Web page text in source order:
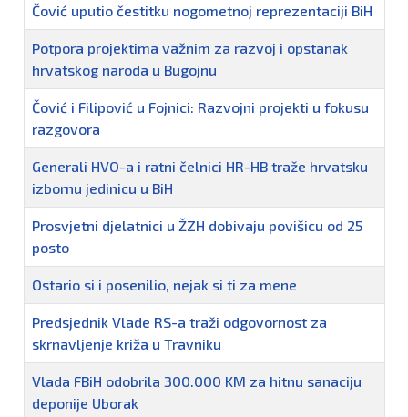
Čović uputio čestitku nogometnoj reprezentaciji BiH
Potpora projektima važnim za razvoj i opstanak
hrvatskog naroda u Bugojnu
Čović i Filipović u Fojnici: Razvojni projekti u fokusu
razgovora
Generali HVO-a i ratni čelnici HR-HB traže hrvatsku
izbornu jedinicu u BiH
Prosvjetni djelatnici u ŽZH dobivaju povišicu od 25
posto
Ostario si i posenilio, nejak si ti za mene
Predsjednik Vlade RS-a traži odgovornost za
skrnavljenje križa u Travniku
Vlada FBiH odobrila 300.000 KM za hitnu sanaciju
deponije Uborak